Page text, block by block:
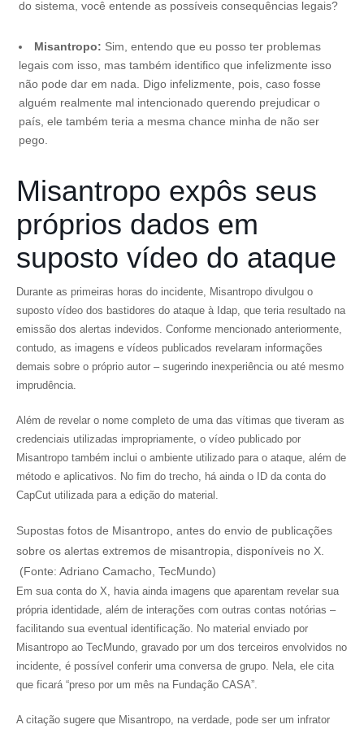
do sistema, você entende as possíveis consequências legais?
Misantropo: Sim, entendo que eu posso ter problemas
legais com isso, mas também identifico que infelizmente isso
não pode dar em nada. Digo infelizmente, pois, caso fosse
alguém realmente mal intencionado querendo prejudicar o
país, ele também teria a mesma chance minha de não ser
pego.
Misantropo expôs seus
próprios dados em
suposto vídeo do ataque
Durante as primeiras horas do incidente, Misantropo divulgou o
suposto vídeo dos bastidores do ataque à Idap, que teria resultado na
emissão dos alertas indevidos. Conforme mencionado anteriormente,
contudo, as imagens e vídeos publicados revelaram informações
demais sobre o próprio autor – sugerindo inexperiência ou até mesmo
imprudência.
Além de revelar o nome completo de uma das vítimas que tiveram as
credenciais utilizadas impropriamente, o vídeo publicado por
Misantropo também inclui o ambiente utilizado para o ataque, além de
método e aplicativos. No fim do trecho, há ainda o ID da conta do
CapCut utilizada para a edição do material.
Supostas fotos de Misantropo, antes do envio de publicações
sobre os alertas extremos de misantropia, disponíveis no X.
(Fonte: Adriano Camacho, TecMundo)
Em sua conta do X, havia ainda imagens que aparentam revelar sua
própria identidade, além de interações com outras contas notórias –
facilitando sua eventual identificação. No material enviado por
Misantropo ao TecMundo, gravado por um dos terceiros envolvidos no
incidente, é possível conferir uma conversa de grupo. Nela, ele cita
que ficará “preso por um mês na Fundação CASA”.
A citação sugere que Misantropo, na verdade, pode ser um infrator